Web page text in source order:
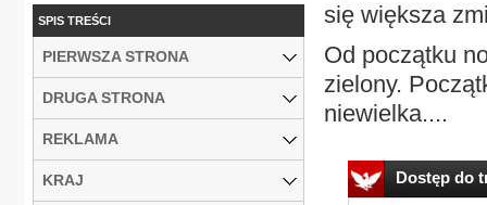
się większa
Od początku
zielony.
niewielka....
Dostęp do
SPIS TREŚCI
PIERWSZA STRONA
DRUGA STRONA
REKLAMA
KRAJ